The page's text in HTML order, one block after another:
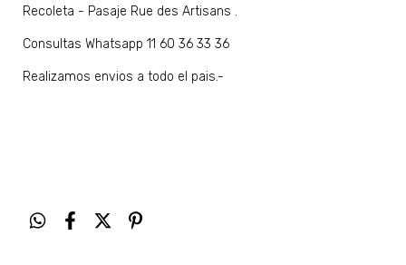
Recoleta - Pasaje Rue des Artisans .
Consultas Whatsapp 11 60 36 33 36
Realizamos envios a todo el pais.-